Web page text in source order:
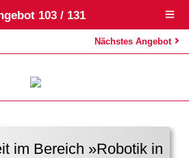
103 / 131
Open
menu
Nächstes Angebot
im Bereich »Robotik in